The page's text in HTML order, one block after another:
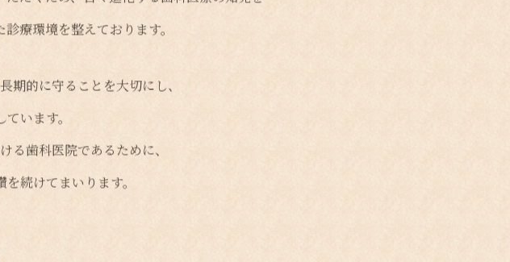
療環境を整えております。
期的に守ることを大切にし、
います。
る歯科医院であるために、
続けてまいります。